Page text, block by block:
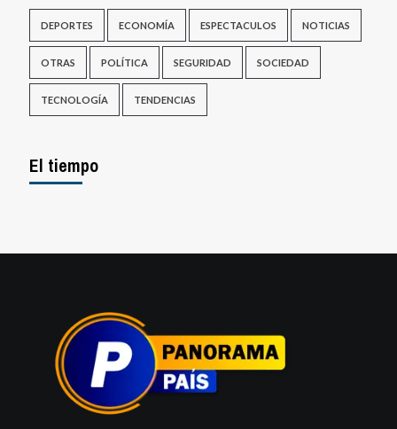
DEPORTES ECONOMÍA ESPECTACULOS NOTICIAS
OTRAS POLÍTICA SEGURIDAD SOCIEDAD
TECNOLOGÍA TENDENCIAS
El tiempo